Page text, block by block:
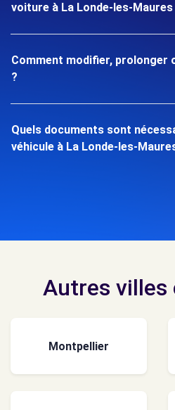
voiture à La Londe-les-Maures
Comment modifier, prolonger
?
Quels documents sont
véhicule à La Londe-les-
Autres villes
Montpellier